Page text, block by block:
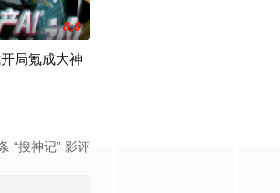
嗜血凶兽……“明”失去了一切在乎的人，这个糟糕的
苏东坡渡入佛门）、辽国女粉丝耶律云（原型为
8.0
局氪成大神
“搜神记” 影评